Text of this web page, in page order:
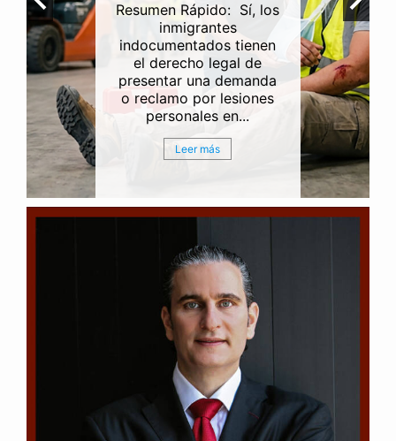
Perder a un ser querido
es una de las
experiencias más
difíciles, desgarradoras y
emocionalmente
agotadoras que puede
enfrentar una...
Leer más